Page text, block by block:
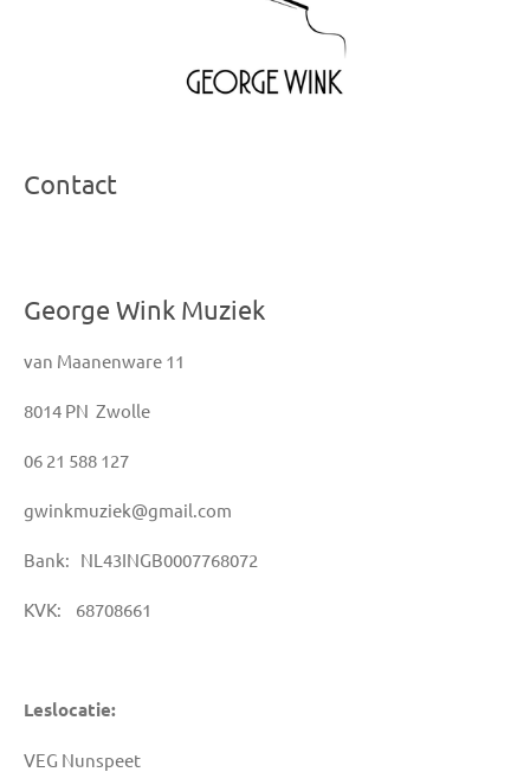
Contact
George Wink Muziek
van Maanenware 11
8014 PN Zwolle
06 21 588 127
gwinkmuziek@gmail.com
Bank: NL43INGB0007768072
KVK: 68708661
Leslocatie:
VEG Nunspeet